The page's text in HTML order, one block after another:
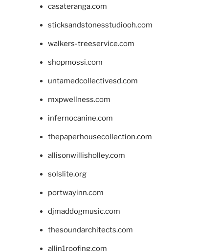
casateranga.com
sticksandstonesstudiooh.com
walkers-treeservice.com
shopmossi.com
untamedcollectivesd.com
mxpwellness.com
infernocanine.com
thepaperhousecollection.com
allisonwillisholley.com
solslite.org
portwayinn.com
djmaddogmusic.com
thesoundarchitects.com
allin1roofing.com